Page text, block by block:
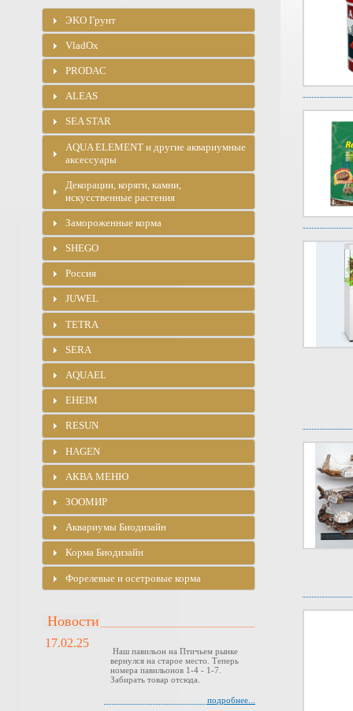
ЭKO Грунт
VladOx
PRODAC
ALEAS
SEA STAR
AQUA ELEMENT и другие аквариумные
аксессуары
Декорации, коряги, камни,
искусственные растения
Замороженные корма
SHEGO
Россия
JUWEL
TETRA
SERA
AQUAEL
EHEIM
RESUN
HAGEN
АКВА МЕНЮ
ЗООМИР
Аквариумы Биодизайн
Корма Биодизайн
Форелевые и осетровые корма
Новости
17.02.25
Наш павильон на Птичьем рынке
вернулся на старое место. Теперь
номера павильонов 1-4 - 1-7.
Забирать товар отсюда.
подробнее...